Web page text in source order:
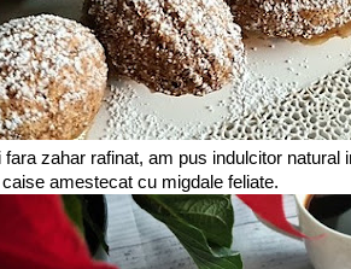
zahar rafinat, am pus indulcitor natural
amestecat cu migdale feliate.